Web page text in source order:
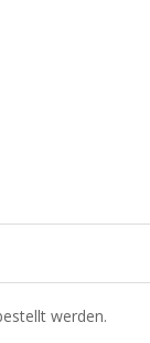
werden.